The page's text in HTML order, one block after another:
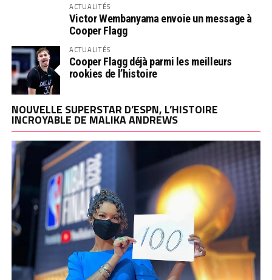
ACTUALITÉS
Victor Wembanyama envoie un message à
Cooper Flagg
ACTUALITÉS
Cooper Flagg déjà parmi les meilleurs
rookies de l’histoire
NOUVELLE SUPERSTAR D’ESPN, L’HISTOIRE
INCROYABLE DE MALIKA ANDREWS